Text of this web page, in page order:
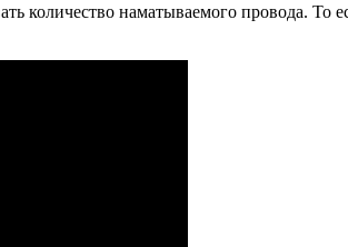
количество наматываемого провода. То